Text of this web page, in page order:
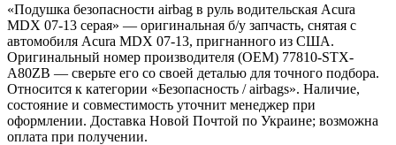
«Подушка безопасности airbag в руль водительская Acura
MDX 07-13 серая» — оригинальная б/у запчасть, снятая с
автомобиля Acura MDX 07-13, пригнанного из США.
Оригинальный номер производителя (OEM) 77810-STX-
A80ZB — сверьте его со своей деталью для точного подбора.
Относится к категории «Безопасность / airbags». Наличие,
состояние и совместимость уточнит менеджер при
оформлении. Доставка Новой Почтой по Украине; возможна
оплата при получении.